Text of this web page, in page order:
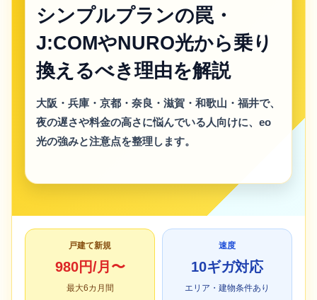
シンプルプランの罠・
J:COMやNURO光から乗り
換えるべき理由を解説
大阪・兵庫・京都・奈良・滋賀・和歌山・福井で、
夜の遅さや料金の高さに悩んでいる人向けに、eo
光の強みと注意点を整理します。
戸建て新規
980円/月〜
最大6カ月間
速度
10ギガ対応
エリア・建物条件あり